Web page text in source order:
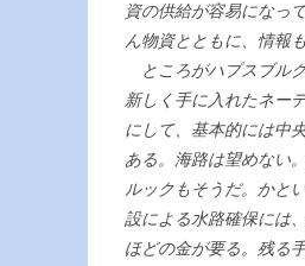
資の供給が容易になっ
ん物資とともに、情報
ところがハプスブルク
新しく手に入れたネー
にして、基本的には中
ある。海路は望めない
ルックもそうだ。かと
設による水路確保には
ほどの金が要る。残る